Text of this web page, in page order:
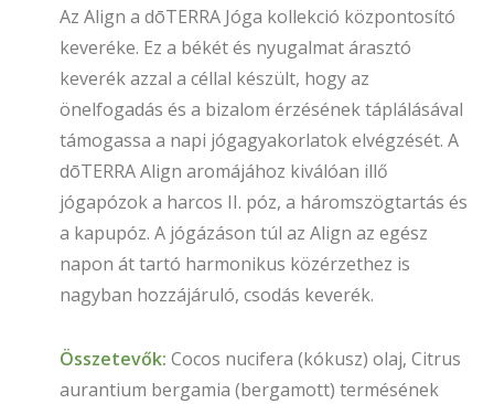
Az Align a dōTERRA Jóga kollekció központosító
keveréke. Ez a békét és nyugalmat árasztó
keverék azzal a céllal készült, hogy az
önelfogadás és a bizalom érzésének táplálásával
támogassa a napi jógagyakorlatok elvégzését. A
dōTERRA Align aromájához kiválóan illő
jógapózok a harcos II. póz, a háromszögtartás és
a kapupóz. A jógázáson túl az Align az egész
napon át tartó harmonikus közérzethez is
nagyban hozzájáruló, csodás keverék.
Összetevők:Cocos nucifera (kókusz) olaj, Citrus
aurantium bergamia (bergamott) termésének